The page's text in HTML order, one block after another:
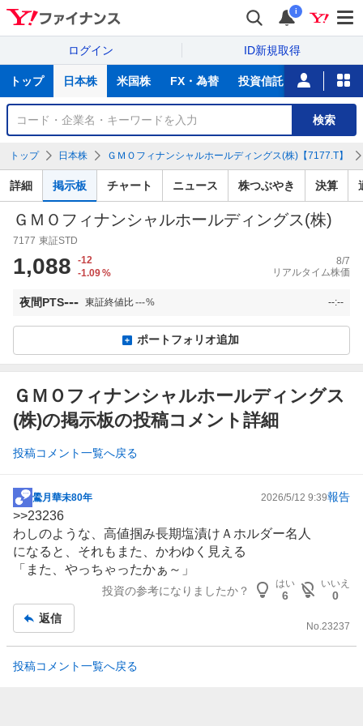
i
ログイン ID新規取得
サ
トップ 日本株 米国株 FX・為替 投資信託 ニュース
銘
検
索
検索
トップ 日本株 ＧＭＯフィナンシャルホールディングス(株)【7177.T】
詳細 掲示板 チャート ニュース 株つぶやき 決算
ＧＭＯフィナンシャルホールディングス(株)
7177 東証STD
1,088
-12
-1.09%
8/7
リアルタイム株価
夜間PTS--- 東証終値比---% --:--
ポートフォリオ追加
ＧＭＯフィナンシャルホールディングス
(株)の掲示板の投稿コメント詳細
投稿コメント一覧へ戻る
掲
示
板
記
鷽月華未80年 2026/5/12 9:39報告
>>23236
わしのような、高値掴み長期塩漬けＡホルダー名人
になると、それもまた、かわゆく見える
「また、やっちゃったかぁ～」
投資の参考になりましたか？
はい
6
いいえ
0
返信
No.23237
投稿コメント一覧へ戻る